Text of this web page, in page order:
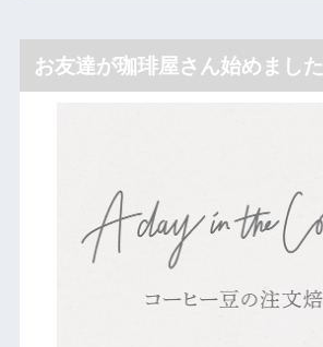
お友達が珈琲屋さん始めました